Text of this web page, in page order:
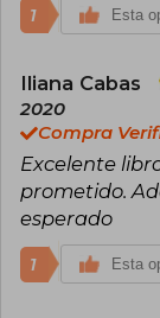
1 Esta
Iliana Cabas
2020
Compra
Excelente
prometido.
esperado
1 Esta